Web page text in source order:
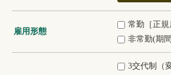
雇用形態
常勤［正
非常勤(期
3交代制（